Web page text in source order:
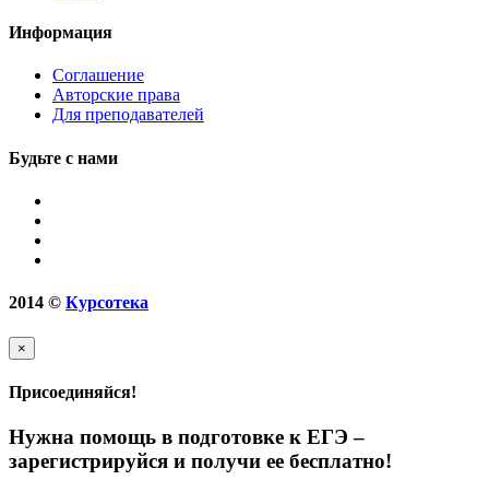
Информация
Соглашение
Авторские права
Для преподавателей
Будьте с нами
2014 © Курсотека
×
Присоединяйся!
Нужна помощь в подготовке к ЕГЭ –
зарегистрируйся и получи ее бесплатно!